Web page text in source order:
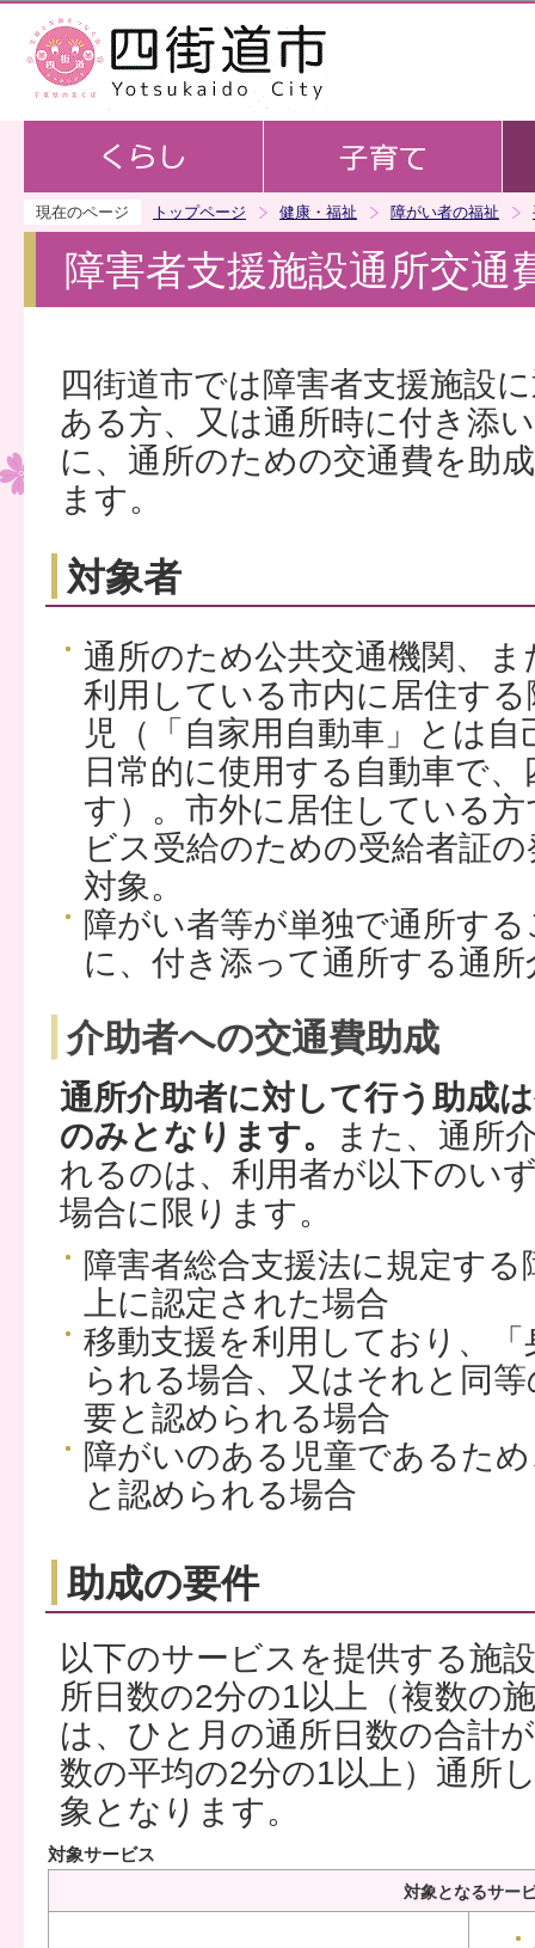
現在のページ トップページ 健康・福祉 障がい者の福祉
障害者支援施設通所交通
四街道市では障害者支援施設
ある方、又は通所時に付き添
に、通所のための交通費を助
ます。
対象者
通所のため公共交通機関、
利用している市内に居住す
児（「自家用自動車」とは
日常的に使用する自動車で
す）。市外に居住している
ビス受給のための受給者証
対象。
障がい者等が単独で通所す
に、付き添って通所する通所
介助者への交通費助成
通所介助者に対して行う助成
のみとなります。
また、通所
れるのは、利用者が以下のい
場合に限ります。
障害者総合支援法に規定す
上に認定された場合
移動支援を利用しており、
られる場合、又はそれと同
要と認められる場合
障がいのある児童であるた
と認められる場合
助成の要件
以下のサービスを提供する施
所日数の2分の1以上（複数の
は、ひと月の通所日数の合計
数の平均の2分の1以上）通所
象となります。
対象サービス
対象となるサー